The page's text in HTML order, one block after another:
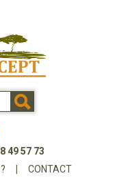
49 57 73
CONTACT